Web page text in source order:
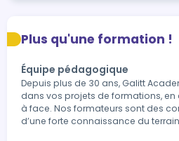
Plus qu'une formation !
Équipe pédagogique
Depuis plus de 30 ans, Galitt
dans vos projets de formations, en
à face. Nos formateurs sont des
d’une forte connaissance du